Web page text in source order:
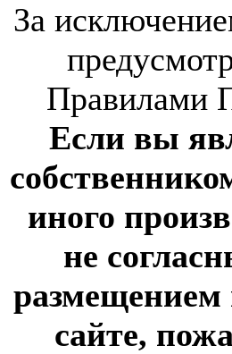
За
Правилами
Если вы
иного
не
сайте,